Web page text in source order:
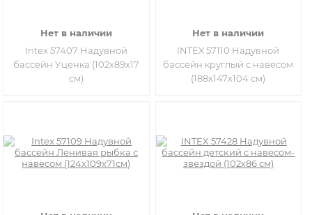
Нет в наличии
Intex 57407 Надувной
бассейн Уценка (102x89x17
см)
Нет в наличии
INTEX 57110 Надувной
бассейн круглый с навесом
(188х147х104 см)